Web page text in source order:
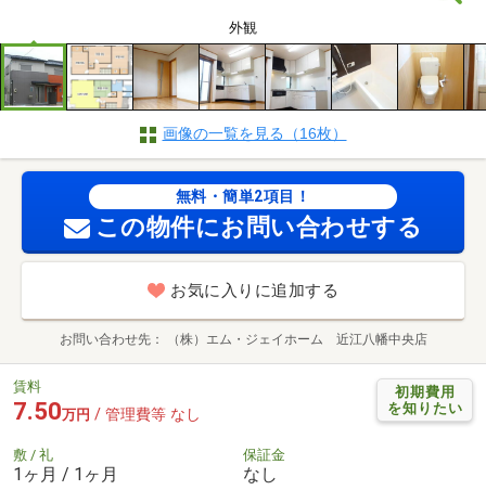
外観
画像の一覧を見る（16枚）
無料・簡単2項目！
この物件にお問い合わせする
お気に入りに追加する
お問い合わせ先 （株）エム・ジェイホーム 近江八幡中央店
初期費用
を知りたい
賃料
7.50万円 / 管理費等 なし
敷 / 礼
1ヶ月 / 1ヶ月
保証金
なし